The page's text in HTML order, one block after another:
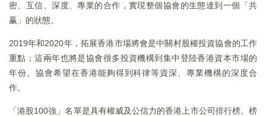
密、互信、深度、專業的合作，實現整個協會的生態達到一個「共
赢」的狀態。
2019年和2020年，拓展香港市場將會是中關村股權投資協會的工作
重點；這兩年也將是協會很多投資機構到集中登陸香港資本市場的
年份。協會希望在香港能夠得到科律等資深、專業機構的深度合
作。
「港股100強」名單是具有權威及公信力的香港上市公司排行榜。榜